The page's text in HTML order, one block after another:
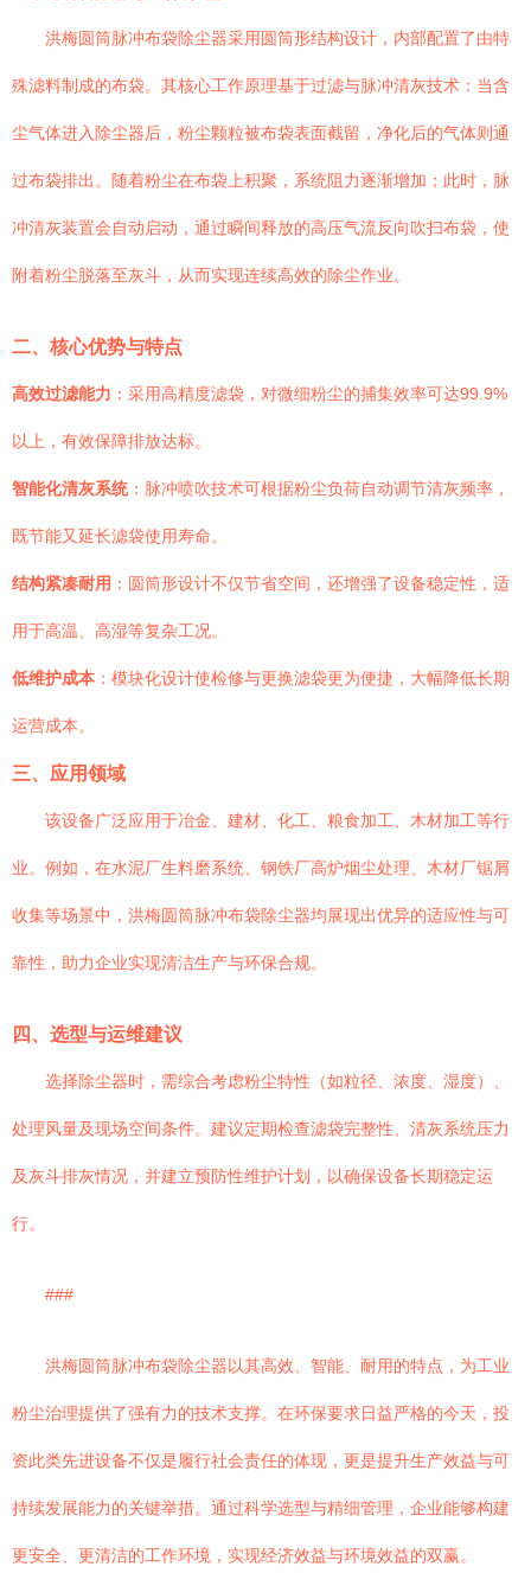
洪梅圆筒脉冲布袋除尘器采用圆筒形结构设计，内部配置了由特
殊滤料制成的布袋。其核心工作原理基于过滤与脉冲清灰技术：当含
尘气体进入除尘器后，粉尘颗粒被布袋表面截留，净化后的气体则通
过布袋排出。随着粉尘在布袋上积聚，系统阻力逐渐增加；此时，脉
冲清灰装置会自动启动，通过瞬间释放的高压气流反向吹扫布袋，使
附着粉尘脱落至灰斗，从而实现连续高效的除尘作业。
二、核心优势与特点
高效过滤能力 ：采用高精度滤袋，对微细粉尘的捕集效率可达99.9%
以上，有效保障排放达标。
智能化清灰系统：脉冲喷吹技术可根据粉尘负荷自动调节清灰频率，
既节能又延长滤袋使用寿命。
结构紧凑耐用 ：圆筒形设计不仅节省空间，还增强了设备稳定性，适
用于高温、高湿等复杂工况。
低维护成本 ：模块化设计使检修与更换滤袋更为便捷，大幅降低长期
运营成本。
三、应用领域
该设备广泛应用于冶金、建材、化工、粮食加工、木材加工等行
业。例如，在水泥厂生料磨系统、钢铁厂高炉烟尘处理、木材厂锯屑
收集等场景中，洪梅圆筒脉冲布袋除尘器均展现出优异的适应性与可
靠性，助力企业实现清洁生产与环保合规。
四、选型与运维建议
选择除尘器时，需综合考虑粉尘特性（如粒径、浓度、湿度）、
处理风量及现场空间条件。建议定期检查滤袋完整性、清灰系统压力
及灰斗排灰情况，并建立预防性维护计划，以确保设备长期稳定运
行。
###
洪梅圆筒脉冲布袋除尘器以其高效、智能、耐用的特点，为工业
粉尘治理提供了强有力的技术支撑。在环保要求日益严格的今天，投
资此类先进设备不仅是履行社会责任的体现，更是提升生产效益与可
持续发展能力的关键举措。通过科学选型与精细管理，企业能够构建
更安全、更清洁的工作环境，实现经济效益与环境效益的双赢。